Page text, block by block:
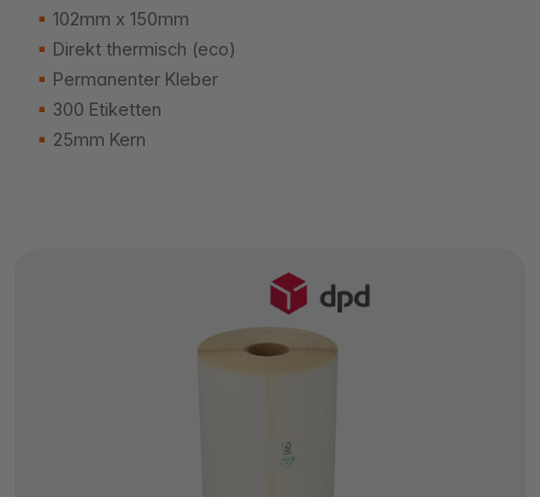
102mm x 150mm
Direkt thermisch (eco)
Permanenter Kleber
300 Etiketten
25mm Kern